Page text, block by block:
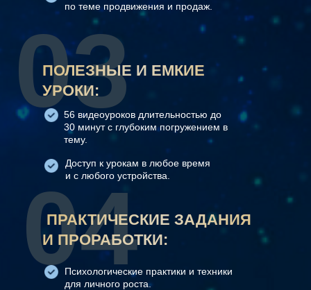
04
ПРАКТИЧЕСКИЕ ЗАДАНИЯ
И ПРОРАБОТКИ:
03
ПОЛЕЗНЫЕ И ЕМКИЕ
УРОКИ:
Доступ к урокам в любое время
и с любого устройства.
по теме продвижения и продаж.
56 видеоуроков длительностью до
30 минут с глубоким погружением в
тему.
Психологические практики и техники
для личного роста.